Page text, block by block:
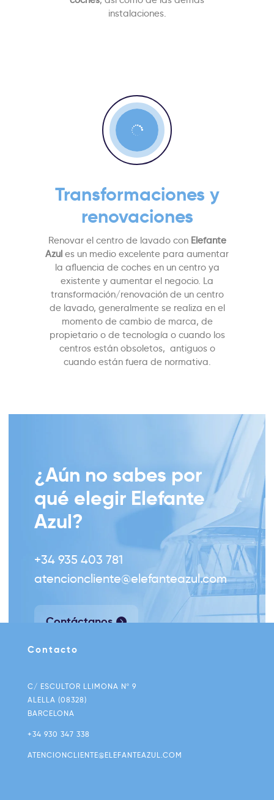
instalaciones.

Transformaciones y
renovaciones
Renovar el centro de lavado con Elefante
Azul es un medio excelente para aumentar
la afluencia de coches en un centro ya
existente y aumentar el negocio. La
transformación/renovación de un centro
de lavado, generalmente se realiza en el
momento de cambio de marca, de
propietario o de tecnología o cuando los
centros están obsoletos, antiguos o
cuando están fuera de normativa.
¿Aún no sabes por
qué elegir Elefante
Azul?
+34 935 403 781
atencioncliente@elefanteazul.com
Contáctanos
Contacto
C/ ESCULTOR LLIMONA Nº 9
ALELLA (08328)
BARCELONA
+34 930 347 338
ATENCIONCLIENTE@ELEFANTEAZUL.COM